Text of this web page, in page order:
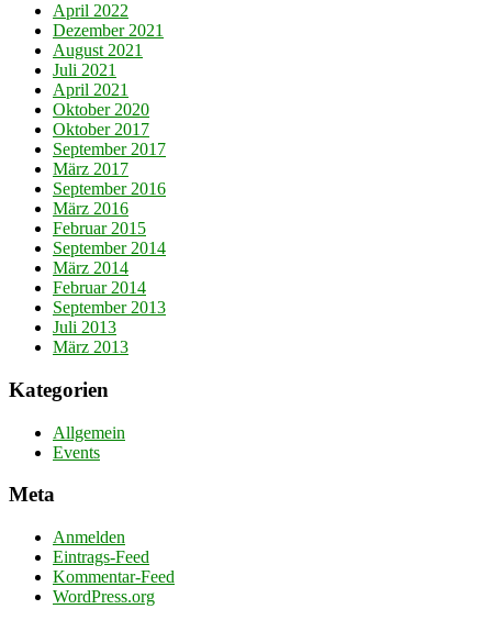
April 2022
Dezember 2021
August 2021
Juli 2021
April 2021
Oktober 2020
Oktober 2017
September 2017
März 2017
September 2016
März 2016
Februar 2015
September 2014
März 2014
Februar 2014
September 2013
Juli 2013
März 2013
Kategorien
Allgemein
Events
Meta
Anmelden
Eintrags-Feed
Kommentar-Feed
WordPress.org